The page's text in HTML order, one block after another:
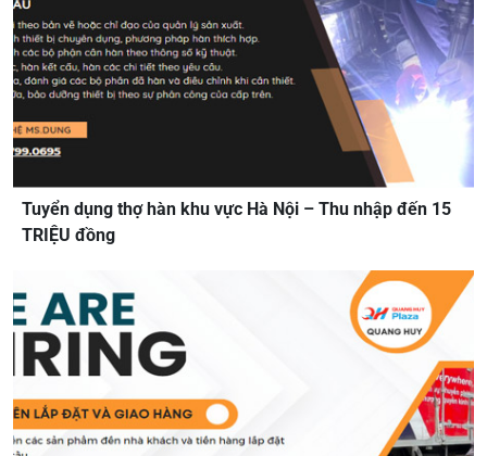
Tuyển dụng thợ hàn khu vực Hà Nội – Thu nhập đến 15
TRIỆU đồng